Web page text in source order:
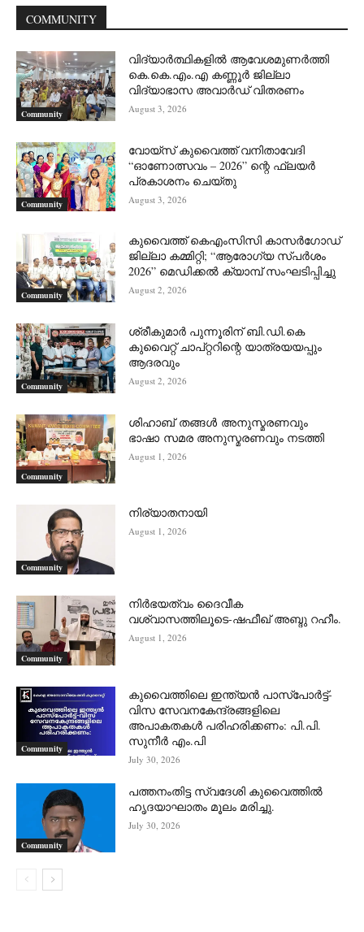
COMMUNITY
Community
വിദ്യാർത്ഥികളിൽ ആവേശമുണർത്തി
കെ.കെ.എം.എ കണ്ണൂർ ജില്ലാ
വിദ്യാഭാസ അവാർഡ് വിതരണം
August 3, 2026
Community
വോയ്സ് കുവൈത്ത് വനിതാവേദി
“ഓണോത്സവം – 2026” ന്റെ ഫ്ലയർ
പ്രകാശനം ചെയ്തു
August 3, 2026
Community
കുവൈത്ത് കെഎംസിസി കാസർഗോഡ്
ജില്ലാ കമ്മിറ്റി; “ആരോഗ്യ സ്പർശം
2026” മെഡിക്കൽ ക്യാമ്പ് സംഘടിപ്പിച്ചു
August 2, 2026
Community
ശ്രീകുമാർ പുന്നൂരിന് ബി.ഡി.കെ
കുവൈറ്റ് ചാപ്റ്ററിന്റെ യാത്രയയപ്പും
ആദരവും
August 2, 2026
Community
ശിഹാബ് തങ്ങൾ അനുസ്മരണവും
ഭാഷാ സമര അനുസ്മരണവും നടത്തി
August 1, 2026
Community
നിര്യാതനായി
August 1, 2026
Community
നിർഭയത്വം ദൈവീക
വശ്വാസത്തിലൂടെ-ഷഫീഖ് അബ്ദു റഹീം.
August 1, 2026
Community
കുവൈത്തിലെ ഇന്ത്യൻ പാസ്‌പോർട്ട്-
വിസ സേവനകേന്ദ്രങ്ങളിലെ
അപാകതകൾ പരിഹരിക്കണം: പി.പി.
സുനീർ എം.പി
July 30, 2026
Community
പത്തനംതിട്ട സ്വദേശി കുവൈത്തിൽ
ഹൃദയാഘാതം മൂലം മരിച്ചു.
July 30, 2026